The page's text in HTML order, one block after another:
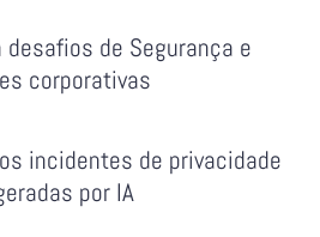
desafios de Segurança e
corporativas
incidentes de privacidade
por IA